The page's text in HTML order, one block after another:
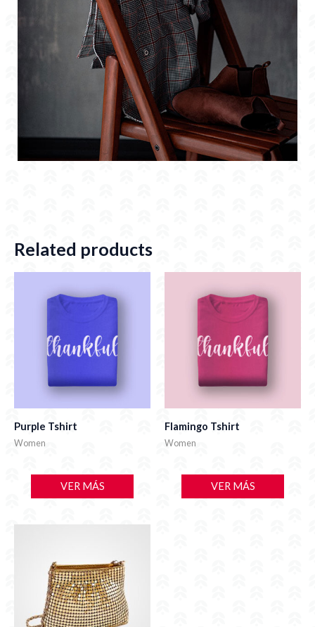
Related products
Purple Tshirt
Women
VER MÁS
Flamingo Tshirt
Women
VER MÁS